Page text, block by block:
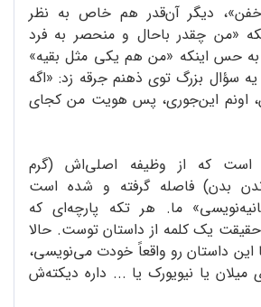
دیگر آن‌قدر هم خاص به نظر
«من چقدر باحال و منحصر به فرد
حس اینکه «من هم یکی مثل بقیه»
سؤال بزرگ توی ذهنم جرقه زد: «اگه
این‌جوری، پس هویت من کجای
که از وظیفه اصلی‌اش (گرم
بدن) فاصله گرفته و شده است
ما. هر تکه پارچه‌ای که
یک کلمه از داستان توست. حالا
این داستان رو واقعاً خودت می‌نویسی،
یا نیویورک یا ... داره دیکته‌ش